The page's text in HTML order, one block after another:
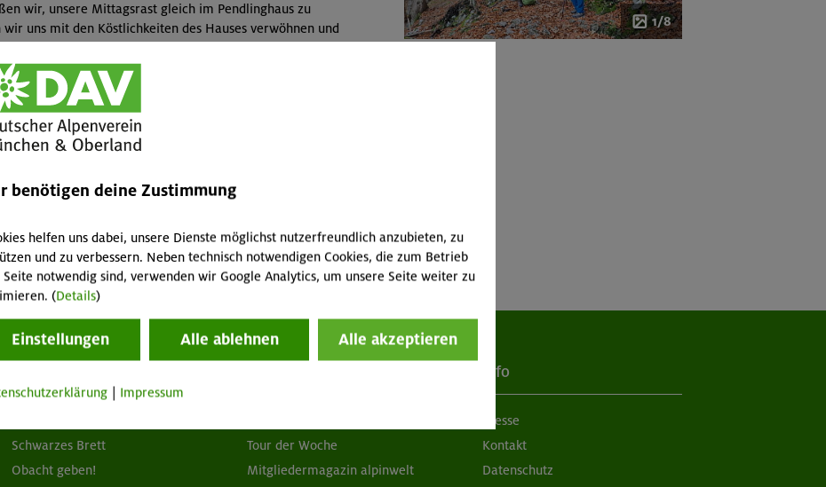
wir, unsere Mittagsrast gleich im Pendlinghaus zu
uns mit den Köstlichkeiten des Hauses verwöhnen und
Passagen gefordert. Glücklich erreichen wir den
wir nach einer kurzen Kaffeepause den Bergbus nach
Staus erreichen wir München zufrieden und voller neuer
Tag.
1/8
Schwarzes Brett
Obacht geben!
Tour der Woche
Mitgliedermagazin alpinwelt
Info
Presse
Kontakt
Datenschutz
benötigen deine Zustimmung
helfen uns dabei, unsere Dienste möglichst nutzerfreundlich anzubieten, zu
und zu verbessern. Neben technisch notwendigen Cookies, die zum Betrieb
Seite notwendig sind, verwenden wir Google Analytics, um unsere Seite weiter zu
(Details)
Einstellungen Alle ablehnen Alle akzeptieren
Impressum